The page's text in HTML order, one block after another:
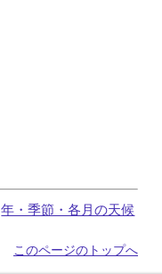
年・季節・各月の天候
このページのトップへ